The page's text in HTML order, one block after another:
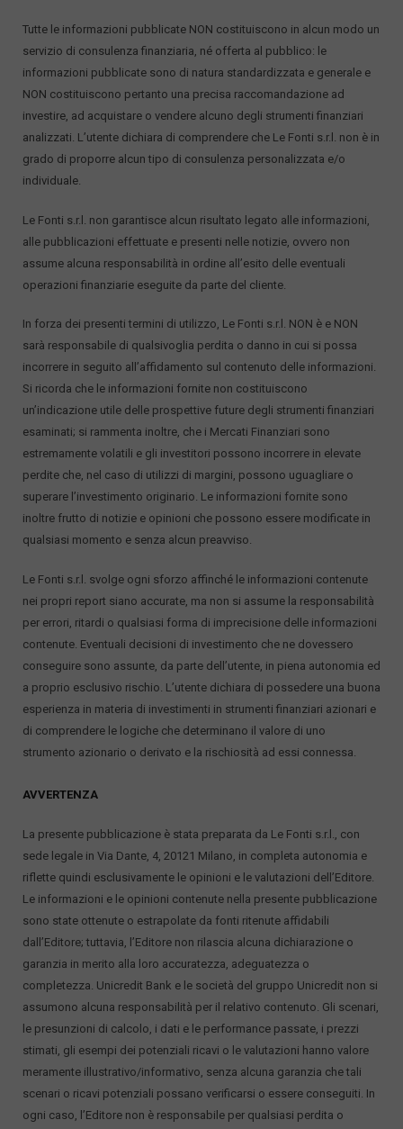
Tutte le informazioni pubblicate NON costituiscono in alcun modo un
servizio di consulenza finanziaria, né offerta al pubblico: le
informazioni pubblicate sono di natura standardizzata e generale e
NON costituiscono pertanto una precisa raccomandazione ad
investire, ad acquistare o vendere alcuno degli strumenti finanziari
analizzati. L’utente dichiara di comprendere che Le Fonti s.r.l. non è in
grado di proporre alcun tipo di consulenza personalizzata e/o
individuale.
Le Fonti s.r.l. non garantisce alcun risultato legato alle informazioni,
alle pubblicazioni effettuate e presenti nelle notizie, ovvero non
assume alcuna responsabilità in ordine all’esito delle eventuali
operazioni finanziarie eseguite da parte del cliente.
In forza dei presenti termini di utilizzo, Le Fonti s.r.l. NON è e NON
sarà responsabile di qualsivoglia perdita o danno in cui si possa
incorrere in seguito all’affidamento sul contenuto delle informazioni.
Si ricorda che le informazioni fornite non costituiscono
un’indicazione utile delle prospettive future degli strumenti finanziari
esaminati; si rammenta inoltre, che i Mercati Finanziari sono
estremamente volatili e gli investitori possono incorrere in elevate
perdite che, nel caso di utilizzi di margini, possono uguagliare o
superare l’investimento originario. Le informazioni fornite sono
inoltre frutto di notizie e opinioni che possono essere modificate in
qualsiasi momento e senza alcun preavviso.
Le Fonti s.r.l. svolge ogni sforzo affinché le informazioni contenute
nei propri report siano accurate, ma non si assume la responsabilità
per errori, ritardi o qualsiasi forma di imprecisione delle informazioni
contenute. Eventuali decisioni di investimento che ne dovessero
conseguire sono assunte, da parte dell’utente, in piena autonomia ed
a proprio esclusivo rischio. L’utente dichiara di possedere una buona
esperienza in materia di investimenti in strumenti finanziari azionari e
di comprendere le logiche che determinano il valore di uno
strumento azionario o derivato e la rischiosità ad essi connessa.
AVVERTENZA
La presente pubblicazione è stata preparata da Le Fonti s.r.l., con
sede legale in Via Dante, 4, 20121 Milano, in completa autonomia e
riflette quindi esclusivamente le opinioni e le valutazioni dell’Editore.
Le informazioni e le opinioni contenute nella presente pubblicazione
sono state ottenute o estrapolate da fonti ritenute affidabili
dall’Editore; tuttavia, l’Editore non rilascia alcuna dichiarazione o
garanzia in merito alla loro accuratezza, adeguatezza o
completezza. Unicredit Bank e le società del gruppo Unicredit non si
assumono alcuna responsabilità per il relativo contenuto. Gli scenari,
le presunzioni di calcolo, i dati e le performance passate, i prezzi
stimati, gli esempi dei potenziali ricavi o le valutazioni hanno valore
meramente illustrativo/informativo, senza alcuna garanzia che tali
scenari o ricavi potenziali possano verificarsi o essere conseguiti. In
ogni caso, l’Editore non è responsabile per qualsiasi perdita o